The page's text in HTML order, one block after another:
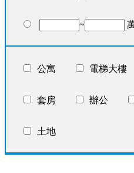
~
公寓 電梯大樓
套房 辦公
土地